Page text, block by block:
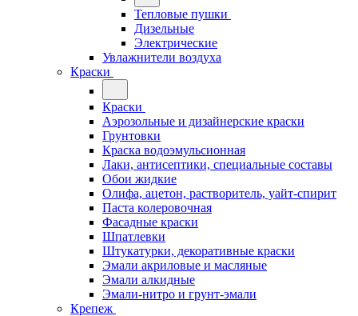
Тепловые пушки
Дизельные
Электрические
Увлажнители воздуха
Краски
Краски
Аэрозольные и дизайнерские краски
Грунтовки
Краска водоэмульсионная
Лаки, антисептики, специальные составы
Обои жидкие
Олифа, ацетон, растворитель, уайт-спирит
Паста колеровочная
Фасадные краски
Шпатлевки
Штукатурки, декоративные краски
Эмали акриловые и масляные
Эмали алкидные
Эмали-нитро и грунт-эмали
Крепеж